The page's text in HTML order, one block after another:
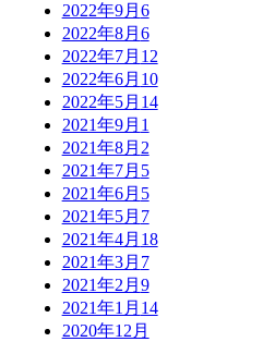
2022年9月 6
2022年8月 6
2022年7月 12
2022年6月 10
2022年5月 14
2021年9月 1
2021年8月 2
2021年7月 5
2021年6月 5
2021年5月 7
2021年4月 18
2021年3月 7
2021年2月 9
2021年1月 14
2020年12月